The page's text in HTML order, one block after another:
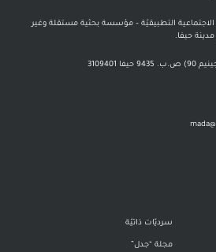
الاجتماعية التطبيقيّة – مؤسسة بحثية مستقلة وغير
3109401
سرديّات ذاتيّة
مجلة “جدل”